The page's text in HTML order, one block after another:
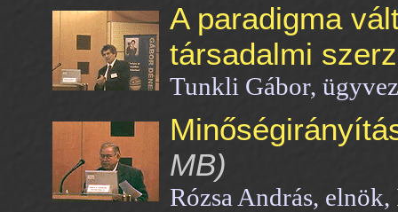
A paradigma
társadalmi
Tunkli Gábor,
MB)
Rózsa András,